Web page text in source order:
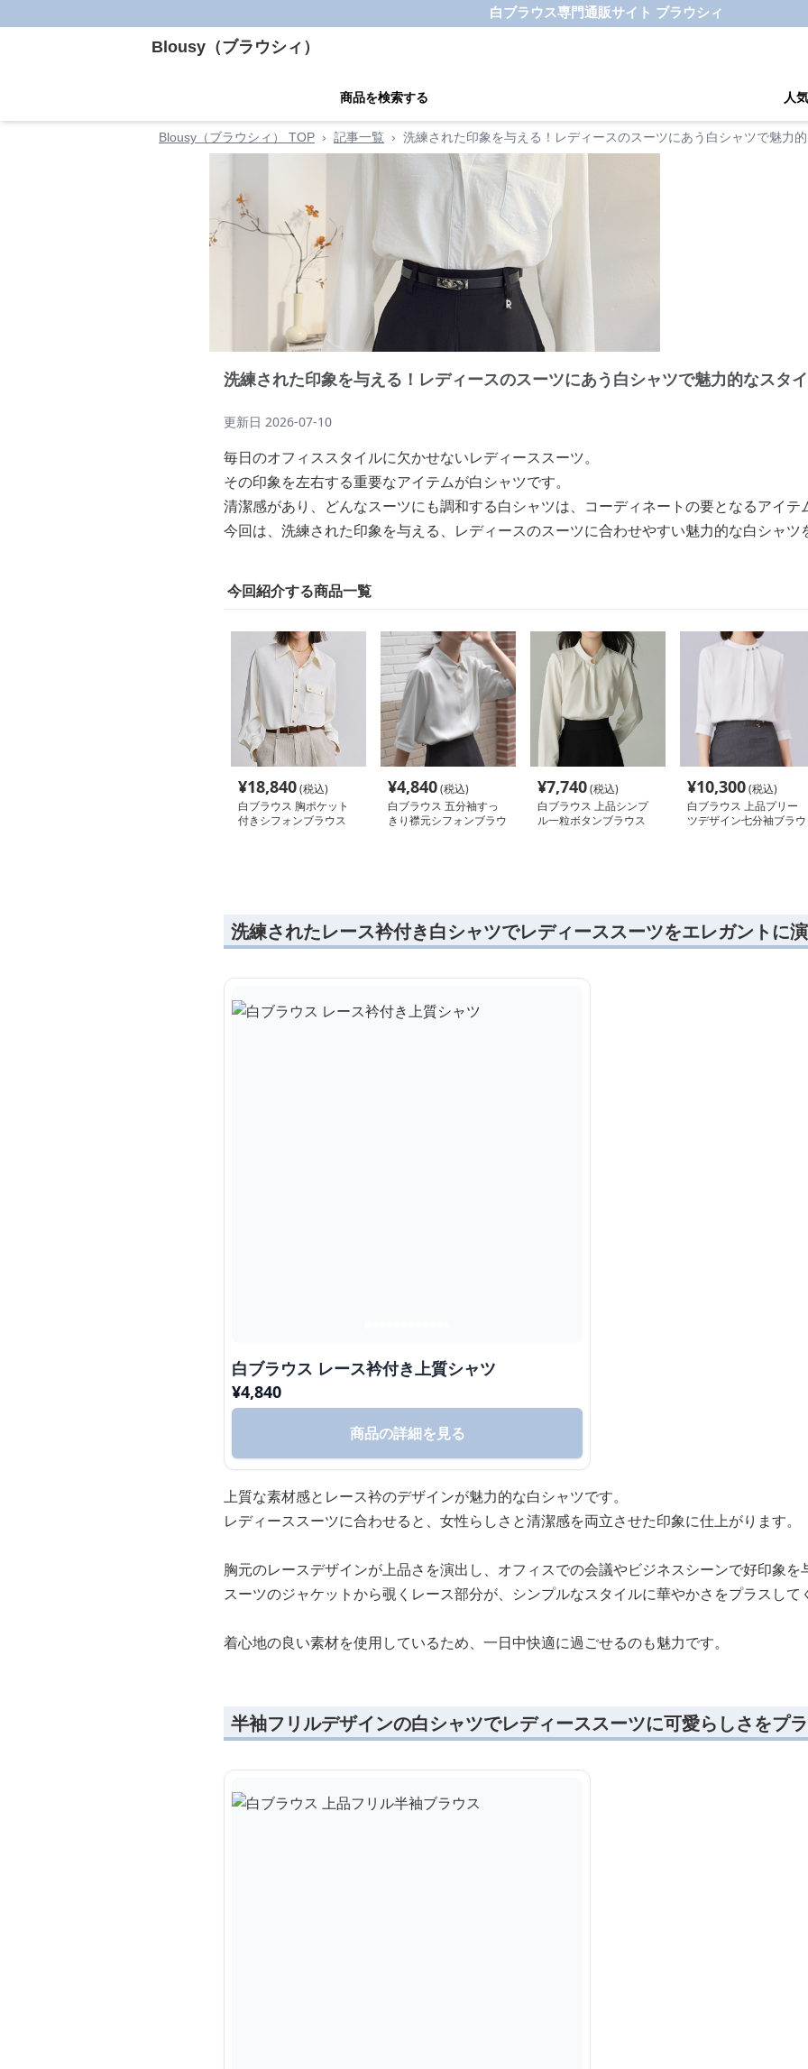
白ブラウス専門通販サイト ブラウシィ
Blousy（ブラウシィ）
商品を検索する 人
Blousy（ブラウシィ） TOP › 記事一覧 › 洗練された印象を与える！レディースのスーツにあう白シャツで魅力
洗練された印象を与える！レディースのスーツにあう白シャツで魅力的なスタ
更新日 2026-07-10
毎日のオフィススタイルに欠かせないレディーススーツ。
その印象を左右する重要なアイテムが白シャツです。
清潔感があり、どんなスーツにも調和する白シャツは、コーディネートの要となるアイテ
今回は、洗練された印象を与える、レディースのスーツに合わせやすい魅力的な白シャツ
今回紹介する商品一覧
¥18,840(税込)
白ブラウス 胸ポケット
付きシフォンブラウス
¥4,840(税込)
白ブラウス 五分袖すっ
きり襟元シフォンブラウ
¥7,740(税込)
白ブラウス 上品シンプ
ル一粒ボタンブラウス
¥10,300(税込)
白ブラウス 上品プリー
ツデザイン七分袖ブラウ
洗練されたレース衿付き白シャツでレディーススーツをエレガントに
白ブラウス レース衿付き上質シャツ
¥4,840
商品の詳細を見る
上質な素材感とレース衿のデザインが魅力的な白シャツです。
レディーススーツに合わせると、女性らしさと清潔感を両立させた印象に仕上がります。
胸元のレースデザインが上品さを演出し、オフィスでの会議やビジネスシーンで好印象を
スーツのジャケットから覗くレース部分が、シンプルなスタイルに華やかさをプラスして
着心地の良い素材を使用しているため、一日中快適に過ごせるのも魅力です。
半袖フリルデザインの白シャツでレディーススーツに可愛らしさをプ